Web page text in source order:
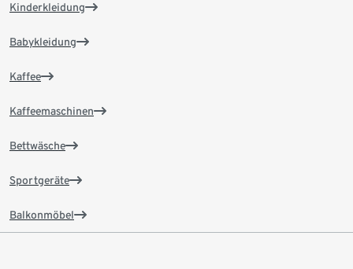
Kinderkleidung
Babykleidung
Kaffee
Kaffeemaschinen
Bettwäsche
Sportgeräte
Balkonmöbel